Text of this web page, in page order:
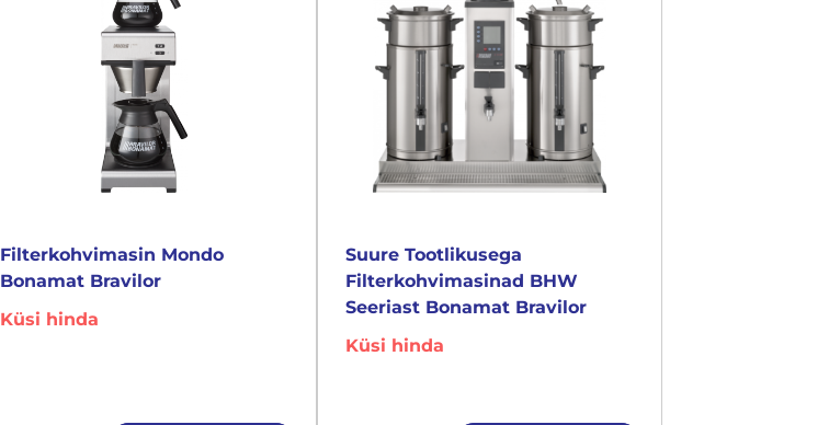
Filterkohvimasin Mondo
Bonamat Bravilor
Küsi hinda
Suure Tootlikusega
Filterkohvimasinad BHW
Seeriast Bonamat Bravilor
Küsi hinda